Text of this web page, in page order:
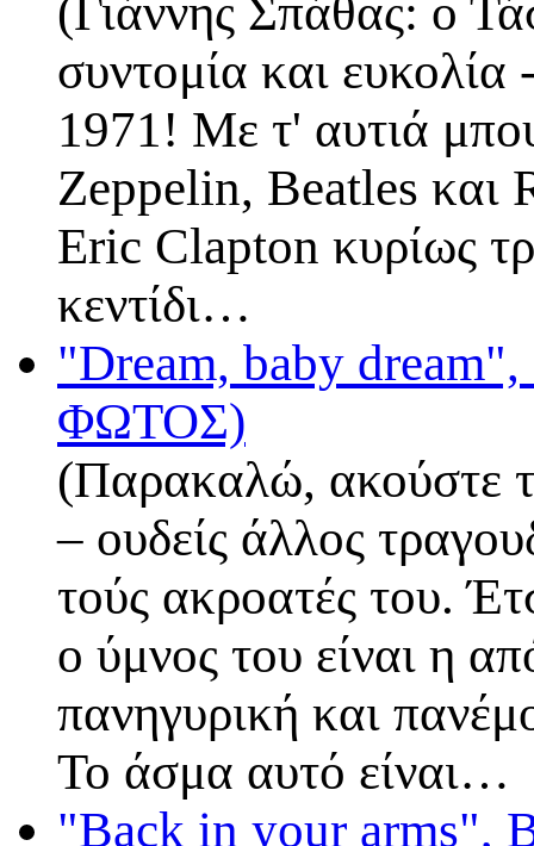
(Γιάννης Σπάθας: ο
συντομία και
1971! Με τ' αυτιά
Zeppelin, Beatles και
Eric Clapton κυρίως
κεντίδι…
"Dream, baby
ΦΩΤΟΣ)
(Παρακαλώ, ακούστε
– ουδείς άλλος
τούς ακροατές του.
ο ύμνος του είναι η
πανηγυρική και
Το άσμα αυτό είναι…
"Back in your arms",